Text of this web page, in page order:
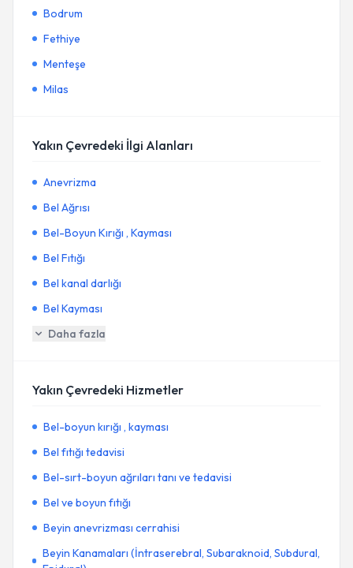
Bodrum
Fethiye
Menteşe
Milas
Yakın Çevredeki İlgi Alanları
Anevrizma
Bel Ağrısı
Bel-Boyun Kırığı , Kayması
Bel Fıtığı
Bel kanal darlığı
Bel Kayması
Daha fazla
Yakın Çevredeki Hizmetler
Bel-boyun kırığı , kayması
Bel fıtığı tedavisi
Bel-sırt-boyun ağrıları tanı ve tedavisi
Bel ve boyun fıtığı
Beyin anevrizması cerrahisi
Beyin Kanamaları (İntraserebral, Subaraknoid, Subdural,